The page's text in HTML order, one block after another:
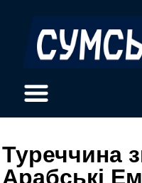
Туреччина
Арабські